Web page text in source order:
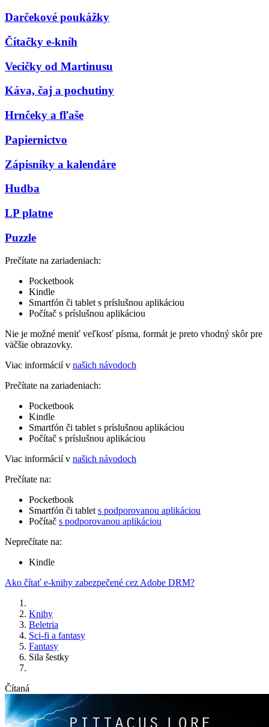
Darčekové poukážky
Čítačky e-kníh
Vecičky od Martinusu
Káva, čaj a pochutiny
Hrnčeky a fľaše
Papiernictvo
Zápisníky a kalendáre
Hudba
LP platne
Puzzle
Prečítate na zariadeniach:
Pocketbook
Kindle
Smartfón či tablet s príslušnou aplikáciou
Počítač s príslušnou aplikáciou
Nie je možné meniť veľkosť písma, formát je preto vhodný skôr pre
väčšie obrazovky.
Viac informácií v našich návodoch
Prečítate na zariadeniach:
Pocketbook
Kindle
Smartfón či tablet s príslušnou aplikáciou
Počítač s príslušnou aplikáciou
Viac informácií v našich návodoch
Prečítate na:
Pocketbook
Smartfón či tablet s podporovanou aplikáciou
Počítač s podporovanou aplikáciou
Neprečítate na:
Kindle
Ako čítať e-knihy zabezpečené cez Adobe DRM?
Knihy
Beletria
Sci-fi a fantasy
Fantasy
Sila šestky
Čítaná